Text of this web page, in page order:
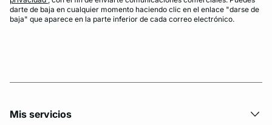
darte de baja en cualquier momento haciendo clic en el enlace "darse de
baja" que aparece en la parte inferior de cada correo electrónico.
Mis servicios